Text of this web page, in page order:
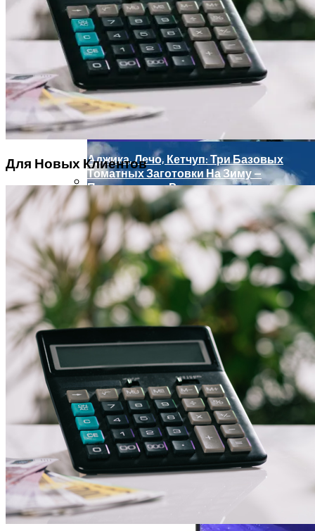
Лучшие Дешевые Телефоны 2023 Года:
Обзор Лучших Бюджетных
Смартфонов
ТОП-5 Игровых Ноутбуков MSI 2023
Года: Мощные И Портативные
Топ 10 Смартфонов До 300$ Самые
Интересные Модели
Лучшие Дешевые Телефоны 2023
Года: Обзор Лучших Бюджетных
Смартфонов
«Точка» Рассказала, Как На Её Клиентах
Скажется Отзыв Лицензии Киви Банка
Черновик
Черновик
Росбанк С 22 Февраля Меняет Ставки
По Вкладам
Аджика, Лечо, Кетчуп: Три Базовых
Томатных Заготовки На Зиму —
Проверенные Рецепты
Способы, Которые Помогут Перестать
Реагировать На Негативные
Комментарии О Лишнем Весе
Для Новых Клиентов